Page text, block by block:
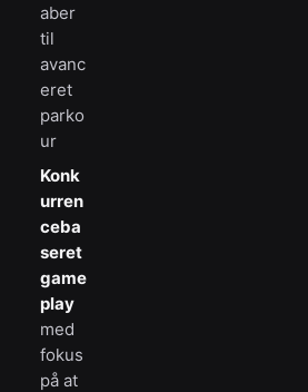
aber
til
avanc
eret
parko
ur
Konk
urren
ceba
seret
game
play
med
fokus
på at